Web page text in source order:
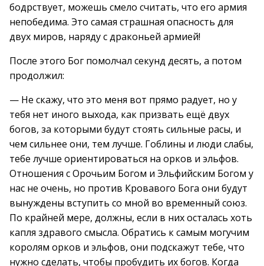
бодрствует, можешь смело считать, что его армия
непобедима. Это самая страшная опасность для
двух миров, наряду с драконьей армией!
После этого Бог помолчал секунд десять, а потом
продолжил:
— Не скажу, что это меня вот прямо радует, но у
тебя нет иного выхода, как призвать ещё двух
богов, за которыми будут стоять сильные расы, и
чем сильнее они, тем лучше. Гоблины и люди слабы,
тебе лучше ориентироваться на орков и эльфов.
Отношения с Орочьим Богом и Эльфийским Богом у
нас не очень, но против Кровавого Бога они будут
вынуждены вступить со мной во временный союз.
По крайней мере, должны, если в них осталась хоть
капля здравого смысла. Обратись к самым могучим
королям орков и эльфов, они подскажут тебе, что
нужно сделать, чтобы пробудить их богов. Когда